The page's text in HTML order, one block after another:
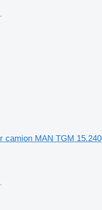
camion MAN TGM 15.240